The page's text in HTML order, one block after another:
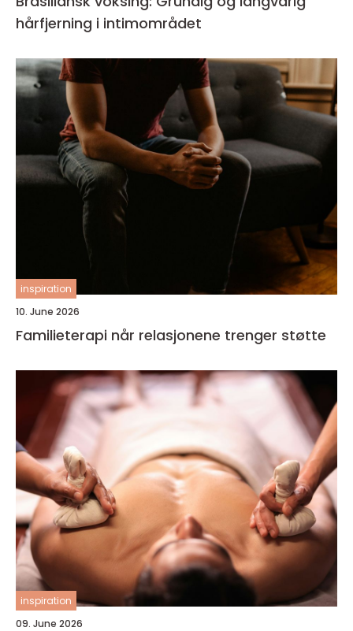
hårfjerning i intimområdet
inspiration
10. June 2026
Familieterapi når relasjonene trenger støtte
inspiration
09. June 2026